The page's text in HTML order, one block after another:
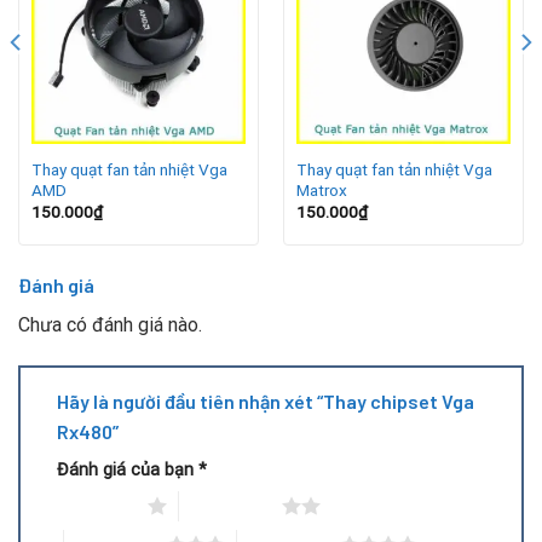
Card VGA RX480 nóng bất thường, quạt quay nhanh
nhưng hiệu suất yếu.
Máy hay treo, tự khởi động lại khi chạy game hoặc phần
mềm đồ họa nặng.
Test bằng phần mềm không nhận đúng thông số VGA.
bộ phận quan trọng nhất của card đồ họa.
Thay quạt fan tản nhiệt Vga
AMD
150.000₫
Thay quạt fan tản nhiệt Vga
Matrox
150.000₫
Đánh giá
Chưa có đánh giá nào.
Hãy là người đầu tiên nhận xét “Thay chipset Vga
Rx480”
Đánh giá của bạn *